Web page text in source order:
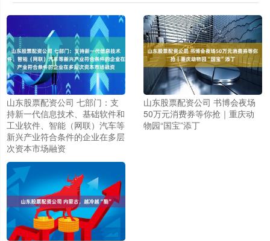
山东股票配资公司 七部门：支
持新一代信息技术、基础软件和
工业软件、智能（网联）汽车等
新兴产业符合条件的企业在多层
次资本市场融资
山东股票配资公司 书博会夜场
50万元消费券等你抢｜重庆动
物园“国宝”添丁